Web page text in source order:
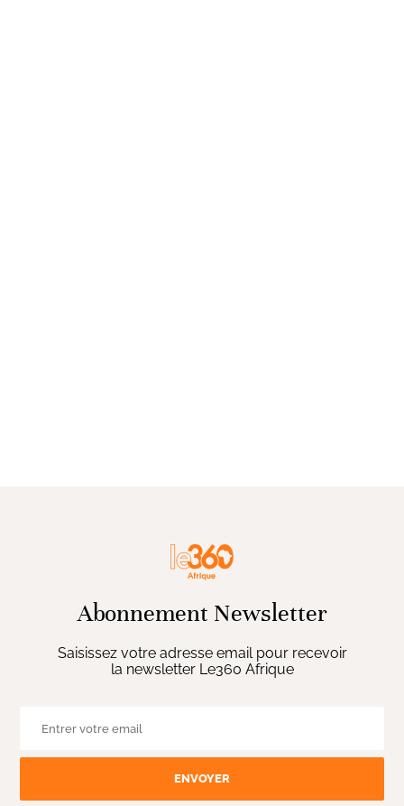
Abonnement Newsletter
Saisissez votre adresse email pour recevoir
la newsletter Le360 Afrique
ENVOYER